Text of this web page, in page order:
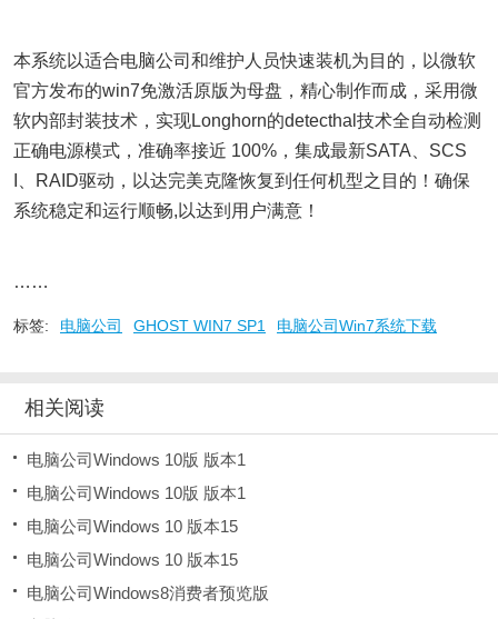
本系统以适合电脑公司和维护人员快速装机为目的，以微软
官方发布的win7免激活原版为母盘，精心制作而成，采用微
软内部封装技术，实现Longhorn的detecthal技术全自动检测
正确电源模式，准确率接近 100%，集成最新SATA、SCS
I、RAID驱动，以达完美克隆恢复到任何机型之目的！确保
系统稳定和运行顺畅,以达到用户满意！
……
标签: 电脑公司 GHOST WIN7 SP1 电脑公司Win7系统下载
相关阅读
电脑公司Windows 10版 版本1
电脑公司Windows 10版 版本1
电脑公司Windows 10 版本15
电脑公司Windows 10 版本15
电脑公司Windows8消费者预览版